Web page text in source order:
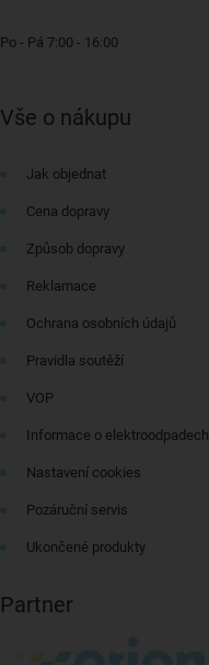
Po - Pá 7:00 - 16:00
Vše o nákupu
Jak objednat
Cena dopravy
Způsob dopravy
Reklamace
Ochrana osobních údajů
Pravidla soutěží
VOP
Informace o elektroodpadech
Nastavení cookies
Pozáruční servis
Ukončené produkty
Partner